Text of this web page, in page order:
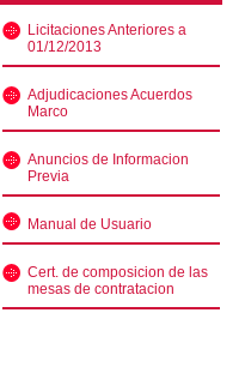
Licitaciones Anteriores a
01/12/2013
Adjudicaciones Acuerdos
Marco
Anuncios de Informacion
Previa
Manual de Usuario
Cert. de composicion de las
mesas de contratacion